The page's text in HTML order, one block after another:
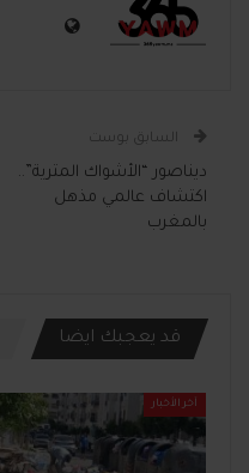
السابق بوست
ديناصور “الأشواك المترية”..
اكتشاف عالمي مذهل
بالمغرب
قد يعجبك ايضا
آخر الأخبار